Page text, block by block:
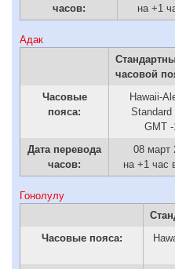
часов:
на +1
Адак
часовой
Часовые
пояса:
Hawaii-
Standard
GMT -
Дата перевода
часов:
08 март
на +1 час
Гонолулу
Часовые пояса: